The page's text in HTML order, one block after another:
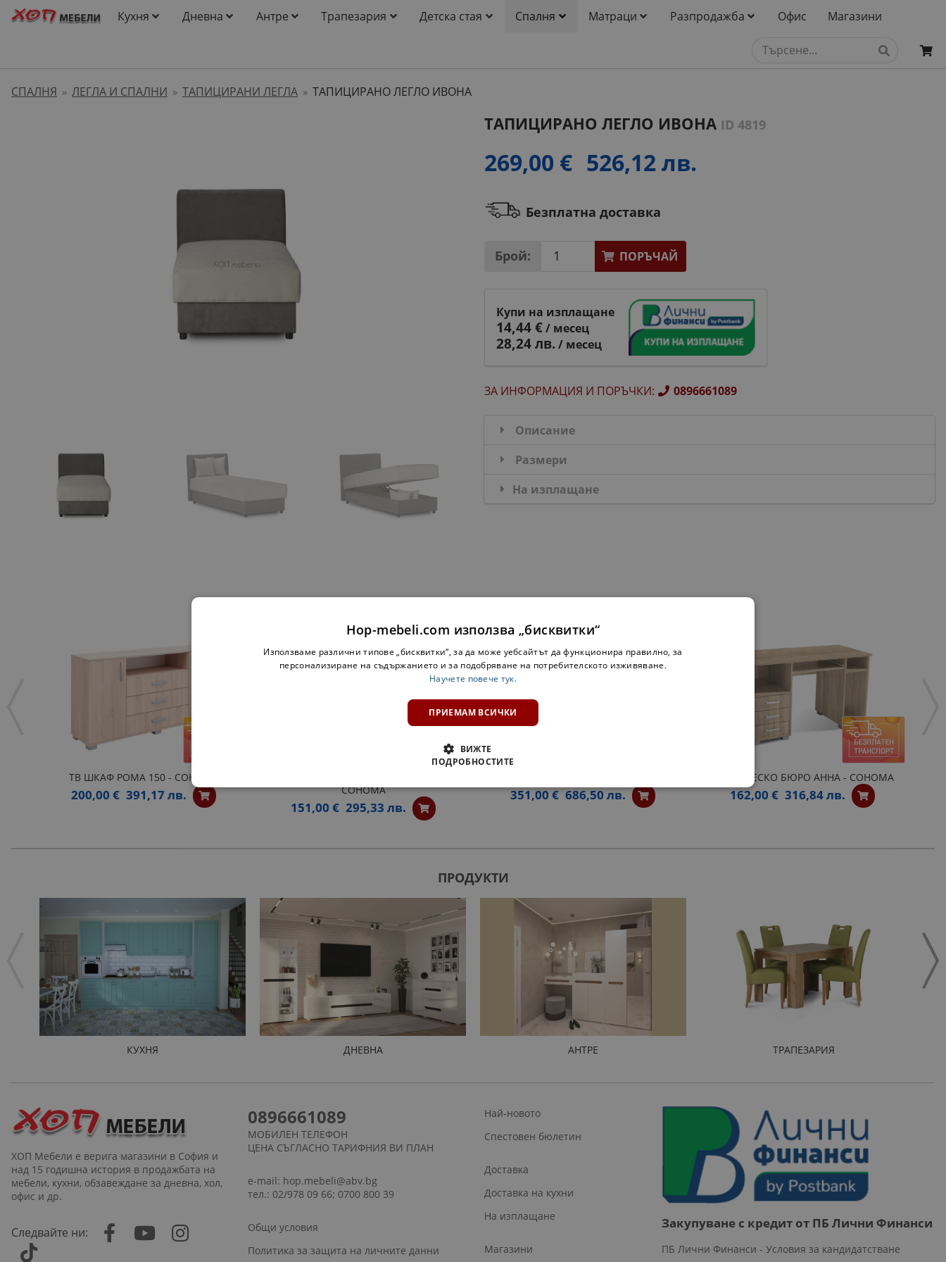
Кухня Дневна Антре Трапезария Детска стая Спалня Матраци Разпродажба Офис Магазини
СПАЛНЯ » ЛЕГЛА И СПАЛНИ » ТАПИЦИРАНИ ЛЕГЛА » ТАПИЦИРАНО ЛЕГЛО ИВОНА
ТАПИЦИРАНО ЛЕГЛО ИВОНА ID 4819
269,00 € 526,12 лв.
Безплатна доставка
Брой: ПОРЪЧАЙ
Купи на изплащане
14,44 €/ месец
28,24 лв./ месец
ЗА ИНФОРМАЦИЯ И ПОРЪЧКИ: 0896661089
Описание
Размери
На изплащане
ТВ ШКАФ РОМА 150 - СОНОМА
200,00 € 391,17 лв.
СОНОМА
151,00 € 295,33 лв.
351,00 € 686,50 лв.
УЧЕНИЧЕСКО БЮРО АННА - СОНОМА
162,00 € 316,84 лв.
ПРОДУКТИ
КУХНЯ ДНЕВНА АНТРЕ ТРАПЕЗАРИЯ
ХОП Мебели е верига магазини в София и
над 15 годишна история в продажбата на
мебели, кухни, обзавеждане за дневна, хол,
офис и др.
Следвайте ни:
0896661089
МОБИЛЕН ТЕЛЕФОН
ЦЕНА СЪГЛАСНО ТАРИФНИЯ ВИ ПЛАН
e-mail: hop.mebeli@abv.bg
тел.: 02/978 09 66; 0700 800 39
Общи условия
Политика за защита на личните данни
Най-новото
Спестовен бюлетин
Доставка
Доставка на кухни
На изплащане
Магазини
Закупуване с кредит от ПБ Лични Финанси
ПБ Лични Финанси - Условия за кандидатстване
Hop-mebeli.com използва „бисквитки“
Използваме различни типове „бисквитки“, за да може уебсайтът да функционира правилно, за
персонализиране на съдържанието и за подобряване на потребителското изживяване.
Научете повече тук.
ПРИЕМАМ ВСИЧКИ
ВИЖТЕ
ПОДРОБНОСТИТЕ